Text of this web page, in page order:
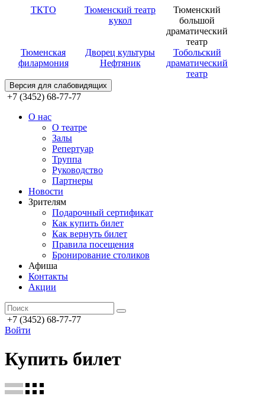
ТКТО
Тюменский театр
кукол
Тюменский
большой
драматический
театр
Тюменская
филармония
Дворец культуры
Нефтяник
Тобольский
драматический
театр
Версия для слабовидящих
+7 (3452) 68-77-77
О нас
О театре
Залы
Репертуар
Труппа
Руководство
Партнеры
Новости
Зрителям
Подарочный сертификат
Как купить билет
Как вернуть билет
Правила посещения
Бронирование столиков
Афиша
Контакты
Акции
+7 (3452) 68-77-77
Войти
Купить билет